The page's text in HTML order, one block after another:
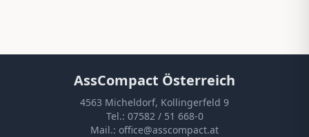
AssCompact Österreich
4563 Micheldorf, Kollingerfeld 9
Tel.: 07582 / 51 668-0
Mail.: office@asscompact.at